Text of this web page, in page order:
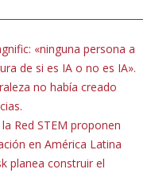
«ninguna persona a
de si es IA o no es IA».
no había creado
Red STEM proponen
en América Latina
planea construir el